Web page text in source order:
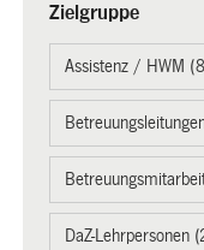
Zielgruppe
Assistenz / HWM
DaZ-Lehrpersonen